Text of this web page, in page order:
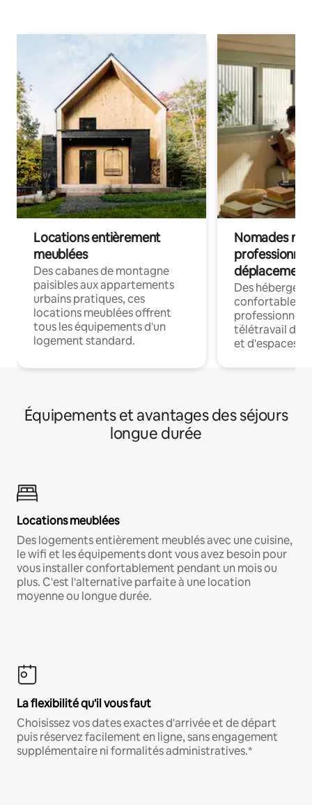
Locations entièrement
meublées
Des cabanes de montagne
paisibles aux appartements
urbains pratiques, ces
locations meublées offrent
tous les équipements d'un
logement standard.
Nomades
déplacement
Des
confortables
professionnels
télétravail
et d'espaces
Équipements et avantages des séjours
longue durée
Locations meublées
Des logements entièrement meublés avec une cuisine,
le wifi et les équipements dont vous avez besoin pour
vous installer confortablement pendant un mois ou
plus. C'est l'alternative parfaite à une location
moyenne ou longue durée.
La flexibilité qu'il vous faut
Choisissez vos dates exactes d'arrivée et de départ
puis réservez facilement en ligne, sans engagement
supplémentaire ni formalités administratives.*